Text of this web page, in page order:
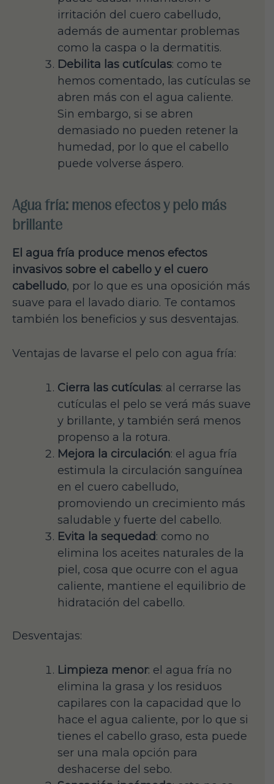
irritación del cuero cabelludo,
además de aumentar problemas
como la caspa o la dermatitis.
Debilita las cutículas: como te
hemos comentado, las cutículas se
abren más con el agua caliente.
Sin embargo, si se abren
demasiado no pueden retener la
humedad, por lo que el cabello
puede volverse áspero.
Agua fría: menos efectos y pelo más
brillante
El agua fría produce menos efectos
invasivos sobre el cabello y el cuero
cabelludo, por lo que es una oposición más
suave para el lavado diario. Te contamos
también los beneficios y sus desventajas.
Ventajas de lavarse el pelo con agua fría:
Cierra las cutículas: al cerrarse las
cutículas el pelo se verá más suave
y brillante, y también será menos
propenso a la rotura.
Mejora la circulación: el agua fría
estimula la circulación sanguínea
en el cuero cabelludo,
promoviendo un crecimiento más
saludable y fuerte del cabello.
Evita la sequedad: como no
elimina los aceites naturales de la
piel, cosa que ocurre con el agua
caliente, mantiene el equilibrio de
hidratación del cabello.
Desventajas:
Limpieza menor: el agua fría no
elimina la grasa y los residuos
capilares con la capacidad que lo
hace el agua caliente, por lo que si
tienes el cabello graso, esta puede
ser una mala opción para
deshacerse del sebo.